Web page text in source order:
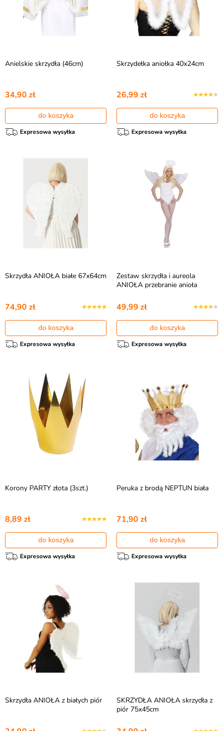
Anielskie skrzydła (46cm)
34,90 zł
do koszyka
Expresowa wysyłka
Skrzydełka aniołka 40x24cm
26,99 zł
do koszyka
Expresowa wysyłka
Skrzydła ANIOŁA białe 67x64cm
74,90 zł
do koszyka
Expresowa wysyłka
Zestaw skrzydła i aureola
ANIOŁA przebranie anioła
49,99 zł
do koszyka
Expresowa wysyłka
Korony PARTY złota (3szt.)
8,89 zł
do koszyka
Expresowa wysyłka
Peruka z brodą NEPTUN biała
71,90 zł
do koszyka
Expresowa wysyłka
Skrzydła ANIOŁA z białych piór
SKRZYDŁA ANIOŁA skrzydła z
piór 75x45cm